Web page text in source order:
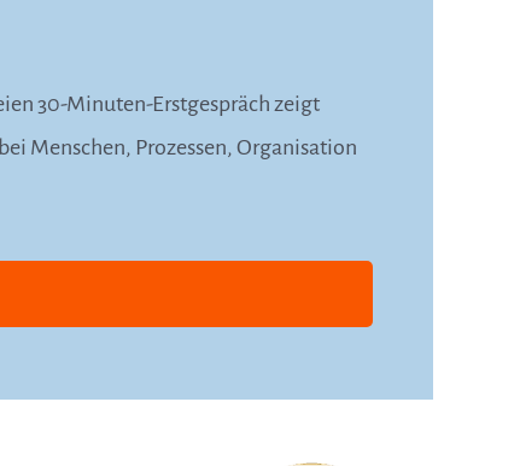
30-Minuten-Erstgespräch zeigt
Menschen, Prozessen, Organisation